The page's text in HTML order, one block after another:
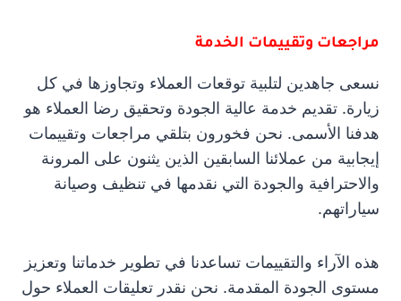
مراجعات وتقييمات الخدمة
نسعى جاهدين لتلبية توقعات العملاء وتجاوزها في كل
زيارة. تقديم خدمة عالية الجودة وتحقيق رضا العملاء هو
هدفنا الأسمى. نحن فخورون بتلقي مراجعات وتقييمات
إيجابية من عملائنا السابقين الذين يثنون على المرونة
والاحترافية والجودة التي نقدمها في تنظيف وصيانة
سياراتهم.
هذه الآراء والتقييمات تساعدنا في تطوير خدماتنا وتعزيز
مستوى الجودة المقدمة. نحن نقدر تعليقات العملاء حول